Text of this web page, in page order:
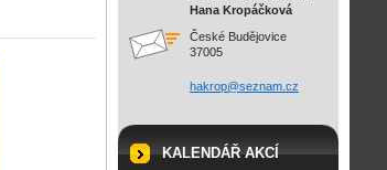
Hana Kropáčková
České Budějovice
37005
hakrop@seznam.cz
KALENDÁŘ AKCÍ